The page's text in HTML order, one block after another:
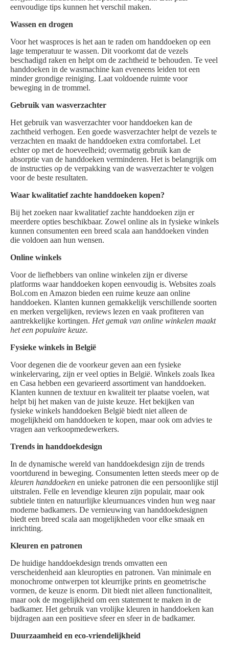
eenvoudige tips kunnen het verschil maken.
Wassen en drogen
Voor het wasproces is het aan te raden om handdoeken op een
lage temperatuur te wassen. Dit voorkomt dat de vezels
beschadigd raken en helpt om de zachtheid te behouden. Te veel
handdoeken in de wasmachine kan eveneens leiden tot een
minder grondige reiniging. Laat voldoende ruimte voor
beweging in de trommel.
Gebruik van wasverzachter
Het gebruik van wasverzachter voor handdoeken kan de
zachtheid verhogen. Een goede wasverzachter helpt de vezels te
verzachten en maakt de handdoeken extra comfortabel. Let
echter op met de hoeveelheid; overmatig gebruik kan de
absorptie van de handdoeken verminderen. Het is belangrijk om
de instructies op de verpakking van de wasverzachter te volgen
voor de beste resultaten.
Waar kwalitatief zachte handdoeken kopen?
Bij het zoeken naar kwalitatief zachte handdoeken zijn er
meerdere opties beschikbaar. Zowel online als in fysieke winkels
kunnen consumenten een breed scala aan handdoeken vinden
die voldoen aan hun wensen.
Online winkels
Voor de liefhebbers van online winkelen zijn er diverse
platforms waar handdoeken kopen eenvoudig is. Websites zoals
Bol.com en Amazon bieden een ruime keuze aan online
handdoeken. Klanten kunnen gemakkelijk verschillende soorten
en merken vergelijken, reviews lezen en vaak profiteren van
aantrekkelijke kortingen. Het gemak van online winkelen maakt
het een populaire keuze.
Fysieke winkels in België
Voor degenen die de voorkeur geven aan een fysieke
winkelervaring, zijn er veel opties in België. Winkels zoals Ikea
en Casa hebben een gevarieerd assortiment van handdoeken.
Klanten kunnen de textuur en kwaliteit ter plaatse voelen, wat
helpt bij het maken van de juiste keuze. Het bekijken van
fysieke winkels handdoeken België biedt niet alleen de
mogelijkheid om handdoeken te kopen, maar ook om advies te
vragen aan verkoopmedewerkers.
Trends in handdoekdesign
In de dynamische wereld van handdoekdesign zijn de trends
voortdurend in beweging. Consumenten letten steeds meer op de
kleuren handdoeken en unieke patronen die een persoonlijke stijl
uitstralen. Felle en levendige kleuren zijn populair, maar ook
subtiele tinten en natuurlijke kleurnuances vinden hun weg naar
moderne badkamers. De vernieuwing van handdoekdesignen
biedt een breed scala aan mogelijkheden voor elke smaak en
inrichting.
Kleuren en patronen
De huidige handdoekdesign trends omvatten een
verscheidenheid aan kleuropties en patronen. Van minimale en
monochrome ontwerpen tot kleurrijke prints en geometrische
vormen, de keuze is enorm. Dit biedt niet alleen functionaliteit,
maar ook de mogelijkheid om een statement te maken in de
badkamer. Het gebruik van vrolijke kleuren in handdoeken kan
bijdragen aan een positieve sfeer en sfeer in de badkamer.
Duurzaamheid en eco-vriendelijkheid